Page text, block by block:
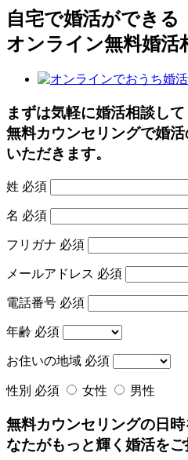
自宅で婚活ができる
オンライン無料婚活
まずは気軽に婚活相談して
無料カウンセリングで婚
いただきます。
姓 必須
名 必須
フリガナ 必須
メールアドレス 必須
電話番号 必須
年齢 必須
お住いの地域 必須
性別 必須 女性 男性
無料カウンセリングの日
なたがもっと輝く婚活をご